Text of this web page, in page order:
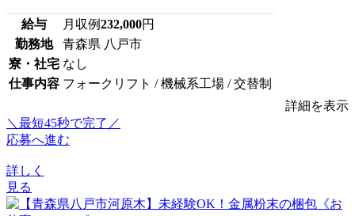
給与 月収例232,000円
勤務地
青森県 八戸市
寮・社宅 なし
仕事内容 フォークリフト / 機械系工場 / 交替制
詳細を表示
＼最短45秒で完了／
応募へ進む
詳しく
見る